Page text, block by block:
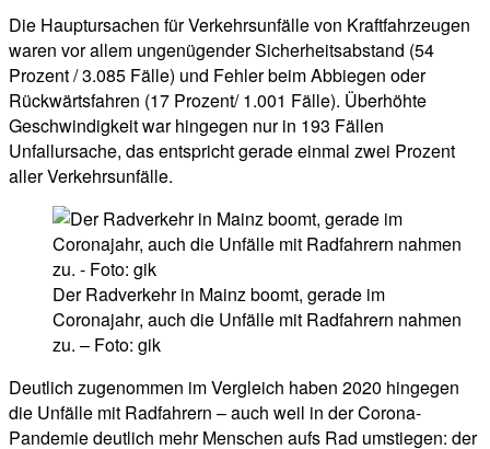
Die Hauptursachen für Verkehrsunfälle von Kraftfahrzeugen
waren vor allem ungenügender Sicherheitsabstand (54
Prozent / 3.085 Fälle) und Fehler beim Abbiegen oder
Rückwärtsfahren (17 Prozent/ 1.001 Fälle). Überhöhte
Geschwindigkeit war hingegen nur in 193 Fällen
Unfallursache, das entspricht gerade einmal zwei Prozent
aller Verkehrsunfälle.
Der Radverkehr in Mainz boomt, gerade im
Coronajahr, auch die Unfälle mit Radfahrern nahmen
zu. – Foto: gik
Deutlich zugenommen im Vergleich haben 2020 hingegen
die Unfälle mit Radfahrern – auch weil in der Corona-
Pandemie deutlich mehr Menschen aufs Rad umstiegen: der